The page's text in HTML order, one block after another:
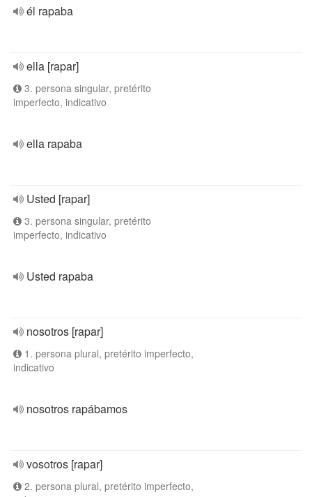
él rapaba
ella [rapar]
3. persona singular, pretérito
imperfecto, indicativo
ella rapaba
Usted [rapar]
3. persona singular, pretérito
imperfecto, indicativo
Usted rapaba
nosotros [rapar]
1. persona plural, pretérito imperfecto,
indicativo
nosotros rapábamos
vosotros [rapar]
2. persona plural, pretérito imperfecto,